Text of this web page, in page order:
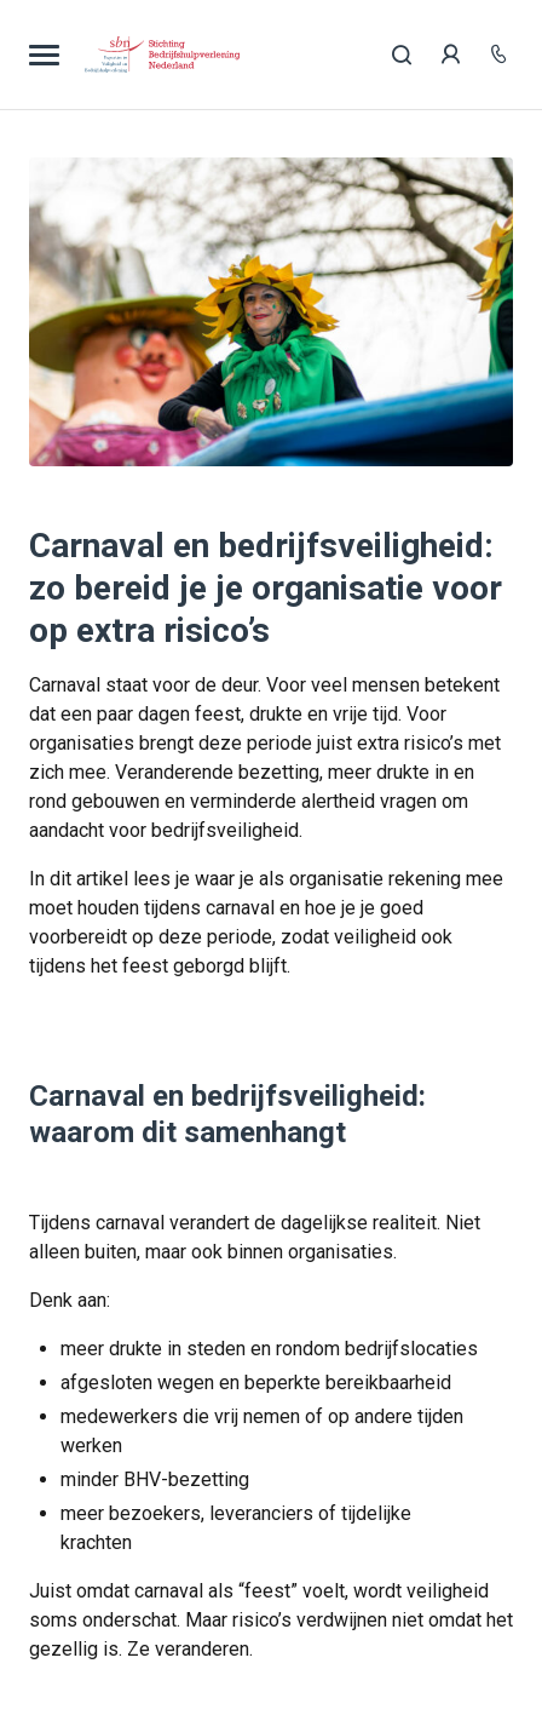
Carnaval en bedrijfsveiligheid:
zo bereid je je organisatie voor
op extra risico’s
Carnaval staat voor de deur. Voor veel mensen betekent
dat een paar dagen feest, drukte en vrije tijd. Voor
organisaties brengt deze periode juist extra risico’s met
zich mee. Veranderende bezetting, meer drukte in en
rond gebouwen en verminderde alertheid vragen om
aandacht voor bedrijfsveiligheid.
In dit artikel lees je waar je als organisatie rekening mee
moet houden tijdens carnaval en hoe je je goed
voorbereidt op deze periode, zodat veiligheid ook
tijdens het feest geborgd blijft.
Carnaval en bedrijfsveiligheid:
waarom dit samenhangt
Tijdens carnaval verandert de dagelijkse realiteit. Niet
alleen buiten, maar ook binnen organisaties.
Denk aan:
meer drukte in steden en rondom bedrijfslocaties
afgesloten wegen en beperkte bereikbaarheid
medewerkers die vrij nemen of op andere tijden
werken
minder BHV-bezetting
meer bezoekers, leveranciers of tijdelijke
krachten
Juist omdat carnaval als “feest” voelt, wordt veiligheid
soms onderschat. Maar risico’s verdwijnen niet omdat het
gezellig is. Ze veranderen.